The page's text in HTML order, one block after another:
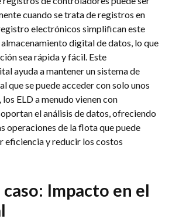
cuando se trata de registros en
electrónicos simplifican este
digital de datos, lo que
sea rápida y fácil. Este
ayuda a mantener un sistema de
que se puede acceder con solo unos
ELD a menudo vienen con
el análisis de datos, ofreciendo
operaciones de la flota que puede
eficiencia y reducir los costos
Impacto en el